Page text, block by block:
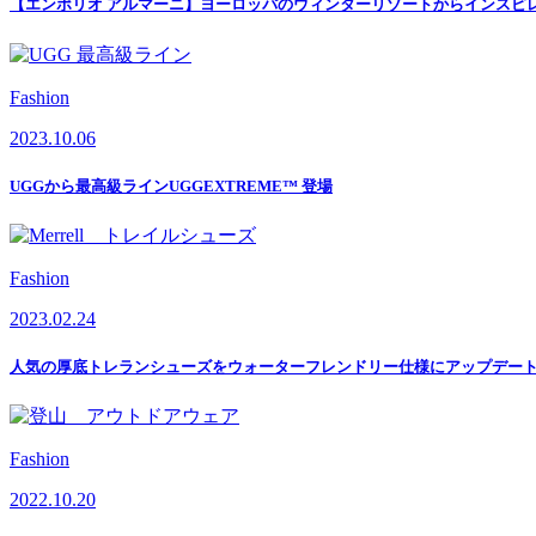
【エンポリオ アルマーニ】ヨーロッパのウィンターリゾートからインス
Fashion
2023.10.06
UGGから最高級ラインUGGEXTREME™ 登場
Fashion
2023.02.24
人気の厚底トレランシューズをウォーターフレンドリー仕様にアップデー
Fashion
2022.10.20